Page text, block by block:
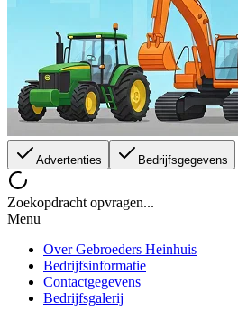
Advertenties Bedrijfsgegevens
Zoekopdracht opvragen...
Menu
Over Gebroeders Heinhuis
Bedrijfsinformatie
Contactgegevens
Bedrijfsgalerij